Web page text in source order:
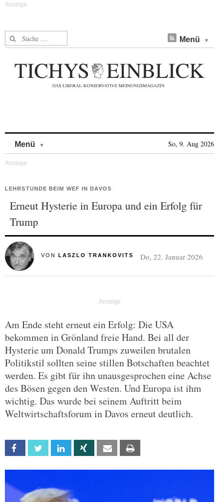
Suche nach: Menü
Menü So, 9. Aug 2026
LEHRSTUNDE BEIM WEF IN DAVOS
Erneut Hysterie in Europa und ein Erfolg für
Trump
VON LASZLO TRANKOVITS Do, 22. Januar 2026
Am Ende steht erneut ein Erfolg: Die USA
bekommen in Grönland freie Hand. Bei all der
Hysterie um Donald Trumps zuweilen brutalen
Politikstil sollten seine stillen Botschaften beachtet
werden. Es gibt für ihn unausgesprochen eine Achse
des Bösen gegen den Westen. Und Europa ist ihm
wichtig. Das wurde bei seinem Auftritt beim
Weltwirtschaftsforum in Davos erneut deutlich.
Facebook Twitter Linkedin Xing Email